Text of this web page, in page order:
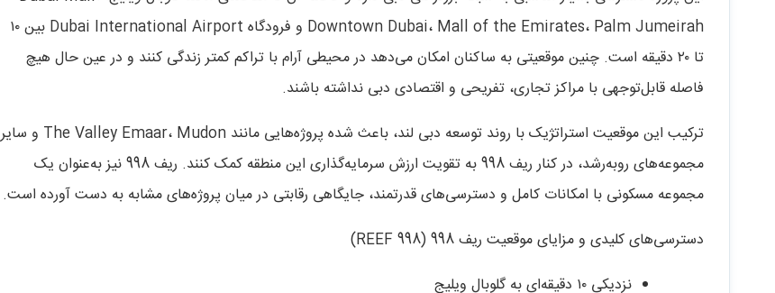
Downtown Dubai، Mall of the Emirates، Palm Jumeirah و فرودگاه Dubai International Airport بین ۱۰
تا ۲۰ دقیقه است. چنین موقعیتی به ساکنان امکان می‌دهد در محیطی آرام با تراکم کمتر زندگی کنند و در عین حال هیچ
فاصله قابل‌توجهی با مراکز تجاری، تفریحی و اقتصادی دبی نداشته باشند.
ترکیب این موقعیت استراتژیک با روند توسعه دبی لند، باعث شده پروژه‌هایی مانند The Valley Emaar، Mudon و سایر
مجموعه‌های رو‌به‌رشد، در کنار ریف 998 به تقویت ارزش سرمایه‌گذاری این منطقه کمک کنند. ریف 998 نیز به‌عنوان یک
مجموعه مسکونی با امکانات کامل و دسترسی‌های قدرتمند، جایگاهی رقابتی در میان پروژه‌های مشابه به دست آورده است.
دسترسی‌های کلیدی و مزایای موقعیت ریف 998 (REEF 998)
نزدیکی ۱۰ دقیقه‌ای به گلوبال ویلیج